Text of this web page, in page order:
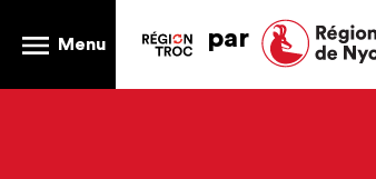
Menu par